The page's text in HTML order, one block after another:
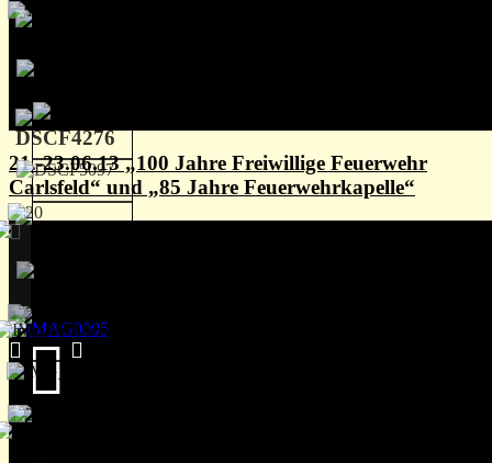
21.-23.06.13 „100 Jahre Freiwillige Feuerwehr
Carlsfeld“ und „85 Jahre Feuerwehrkapelle“